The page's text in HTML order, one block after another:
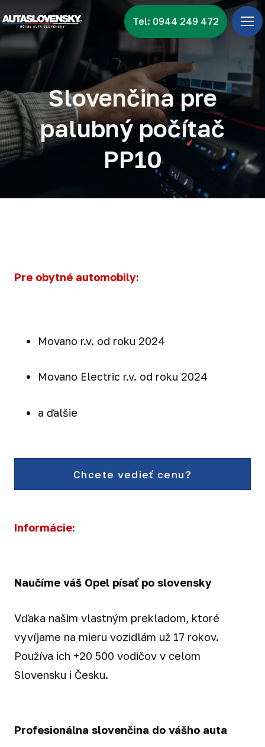
Tel: 0944 249 472
Slovenčina pre
palubný počítač
PP10
Pre obytné automobily:
Movano r.v. od roku 2024
Movano Electric r.v. od roku 2024
a ďalšie
Chcete vedieť cenu?
Informácie:
Naučíme váš Opel písať po slovensky
Vďaka našim vlastným prekladom, ktoré
vyvíjame na mieru vozidlám už 17 rokov.
Používa ich +20 500 vodičov v celom
Slovensku i Česku.
Profesionálna slovenčina do vášho auta